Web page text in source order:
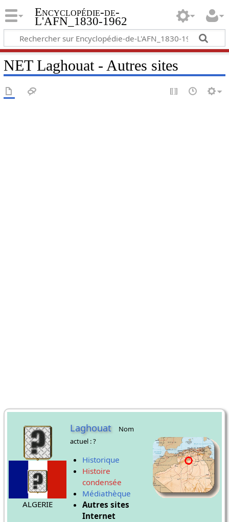
Encyclopédie-de-
L'AFN_1830-1962
NET Laghouat - Autres sites
ALGERIE
Laghouat
Nom
actuel : ?
Historique
Histoire
condensée
Médiathèque
Autres sites
Internet